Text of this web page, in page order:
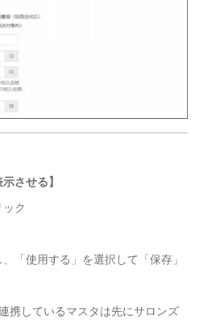
させる】
ク
「使用する」を選択して「保存」
携しているマスタは先にサロンズ